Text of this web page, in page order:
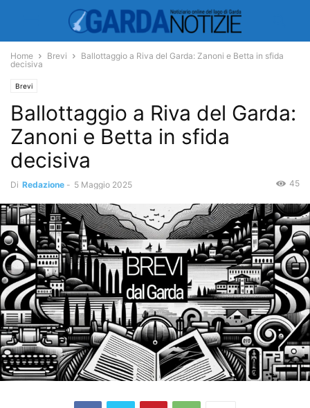
Home Brevi
Ballottaggio a Riva del Garda: Zanoni e Betta in sfida
decisiva
Brevi
Ballottaggio a Riva del Garda:
Zanoni e Betta in sfida
decisiva
Di Redazione - 5 Maggio 2025 45